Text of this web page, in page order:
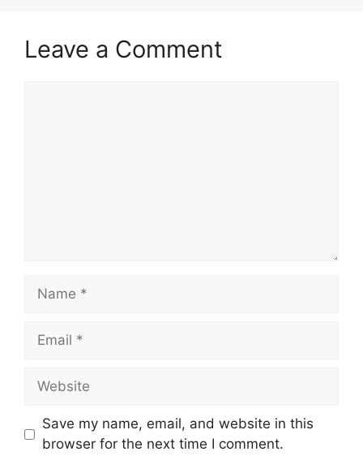
Leave a Comment
Name
Email
Website
Save my name, email, and website in this
browser for the next time I comment.